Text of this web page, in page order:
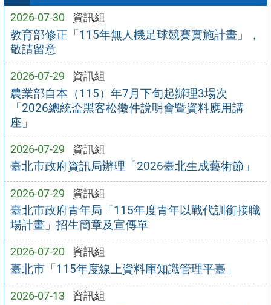
2026-07-30 資訊組
教育部修正「115年無人機足球競賽實施計畫」，
敬請留意
2026-07-29 資訊組
農業部自本（115）年7月下旬起辦理3場次
「2026總統盃黑客松徵件說明會暨資料應用講
座」
2026-07-29 資訊組
臺北市政府資訊局辦理「2026臺北生成藝術節」
2026-07-29 資訊組
臺北市政府青年局「115年度青年以戰代訓銜接職
場計畫」招生簡章及宣傳單
2026-07-20 資訊組
臺北市「115年度線上資料庫知識管理平臺」
2026-07-13 資訊組